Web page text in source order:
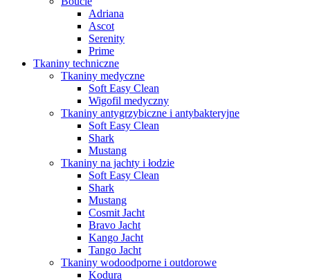
Adriana
Ascot
Serenity
Prime
Tkaniny techniczne
Tkaniny medyczne
Soft Easy Clean
Wigofil medyczny
Tkaniny antygrzybiczne i antybakteryjne
Soft Easy Clean
Shark
Mustang
Tkaniny na jachty i łodzie
Soft Easy Clean
Shark
Mustang
Cosmit Jacht
Bravo Jacht
Kango Jacht
Tango Jacht
Tkaniny wodoodporne i outdorowe
Kodura